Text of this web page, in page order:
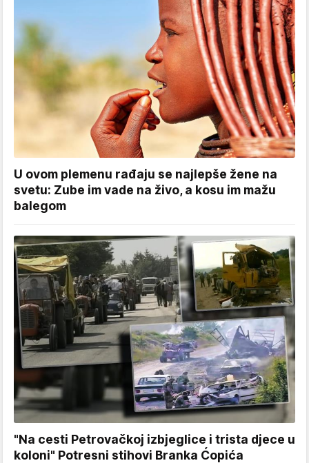
U ovom plemenu rađaju se najlepše žene na
svetu: Zube im vade na živo, a kosu im mažu
balegom
"Na cesti Petrovačkoj izbjeglice i trista djece u
koloni" Potresni stihovi Branka Ćopića